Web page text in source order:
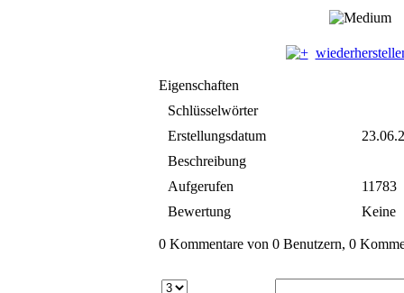
Eigenschaften
Schlüsselwörter
Erstellungsdatum
Beschreibung
Aufgerufen
11783
Bewertung
Keine
0 Kommentare von 0 Benutzern, 0